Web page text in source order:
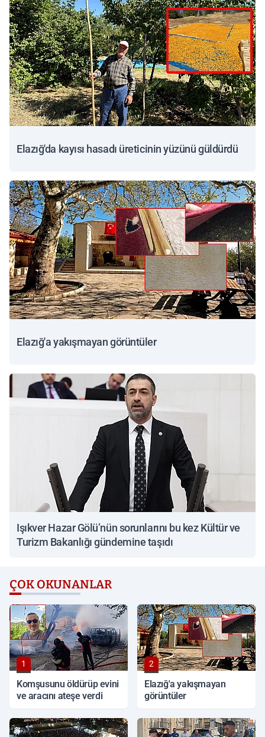
Elazığ'da kayısı hasadı üreticinin yüzünü güldürdü
Elazığ'a yakışmayan görüntüler
Işıkver Hazar Gölü’nün sorunlarını bu kez Kültür ve
Turizm Bakanlığı gündemine taşıdı
ÇOK OKUNANLAR
1
Komşusunu öldürüp evini
ve aracını ateşe verdi
2
Elazığ'a yakışmayan
görüntüler